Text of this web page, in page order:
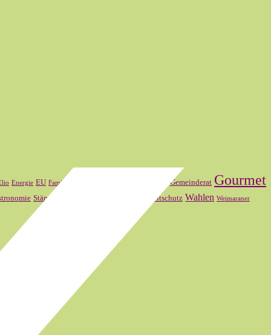
Energie EU Familienmitglied Gemeinderat Gourmet
Ständerat Umweltschutz Wahlen Weimaraner